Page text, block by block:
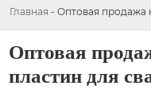
Главная - Оптовая продажа
Оптовая
пластин для